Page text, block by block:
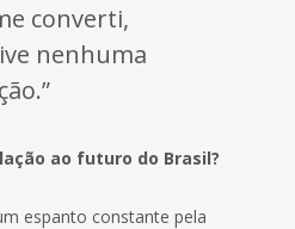
converti,
nenhuma
ao futuro do Brasil?
espanto constante pela